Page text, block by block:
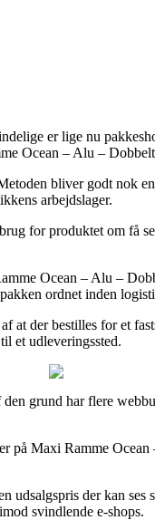
er lige nu
Ocean – Alu –
bliver godt nok
arbejdslager.
for produktet om få
Ocean – Alu –
ordnet inden
der bestilles for et
et udleveringssted.
grund har flere
Maxi Ramme
der kan
svindlende e-shops.